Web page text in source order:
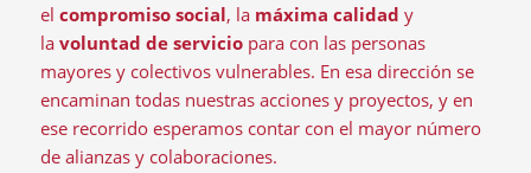
el compromiso social, la máxima calidad y
la voluntad de serviciopara con las personas
mayores y colectivos vulnerables. En esa dirección se
encaminan todas nuestras acciones y proyectos, y en
ese recorrido esperamos contar con el mayor número
de alianzas y colaboraciones.